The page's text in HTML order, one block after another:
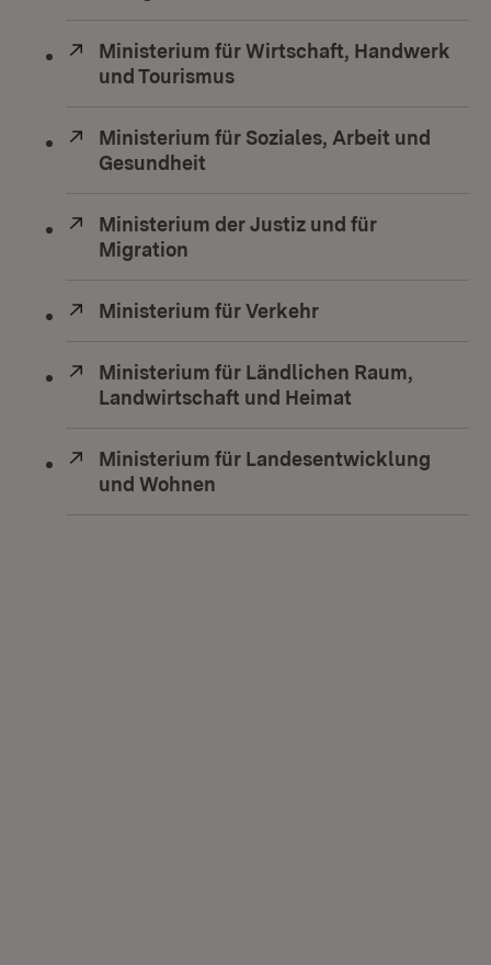
Extern:
Ministerium für Wirtschaft, Handwerk
und Tourismus
Extern:
Ministerium für Soziales, Arbeit und
Gesundheit
Extern:
Ministerium der Justiz und für
Migration
Extern:
Ministerium für Verkehr
Extern:
Ministerium für Ländlichen Raum,
Landwirtschaft und Heimat
Extern:
Ministerium für Landesentwicklung
und Wohnen